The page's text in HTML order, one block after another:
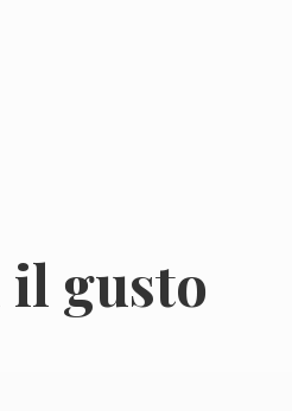
il gusto